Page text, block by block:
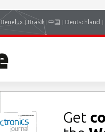
Benelux Brasil 中国 Deutschland